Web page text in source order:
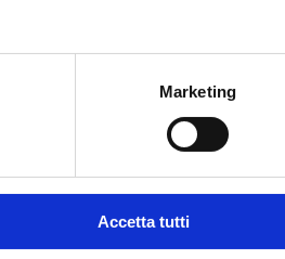
Marketing
Accetta tutti